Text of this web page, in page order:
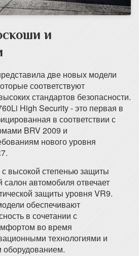
и
две новых модели
соответствуют
стандартов безопасности.
High Security - это первая в
в соответствии с
BRV 2009 и
нового уровня
высокой степенью защиты
автомобиля отвечает
защиты уровня VR9.
обеспечивают
в сочетании с
во время
технологиями и
оборудованием.